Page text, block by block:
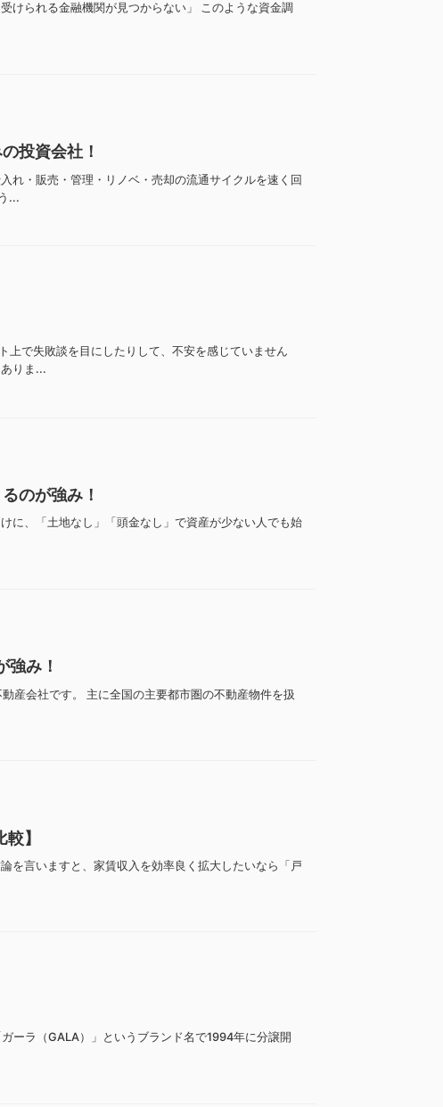
けられる金融機関が見つからない」 このような資金調
投資会社！
れ・販売・管理・リノベ・売却の流通サイクルを速く回
...
上で失敗談を目にしたりして、不安を感じていません
りま...
のが強み！
に、「土地なし」「頭金なし」で資産が少ない人でも始
み！
産会社です。 主に全国の主要都市圏の不動産物件を扱
】
を言いますと、家賃収入を効率良く拡大したいなら「戸
ーラ（GALA）」というブランド名で1994年に分譲開